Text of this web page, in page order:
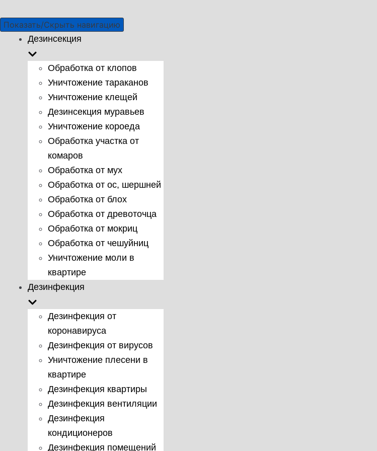
Показать/Скрыть навигацию
Дезинсекция
Обработка от клопов
Уничтожение тараканов
Уничтожение клещей
Дезинсекция муравьев
Уничтожение короеда
Обработка участка от
комаров
Обработка от мух
Обработка от ос, шершней
Обработка от блох
Обработка от древоточца
Обработка от мокриц
Обработка от чешуйниц
Уничтожение моли в
квартире
Дезинфекция
Дезинфекция от
коронавируса
Дезинфекция от вирусов
Уничтожение плесени в
квартире
Дезинфекция квартиры
Дезинфекция вентиляции
Дезинфекция
кондиционеров
Дезинфекция помещений